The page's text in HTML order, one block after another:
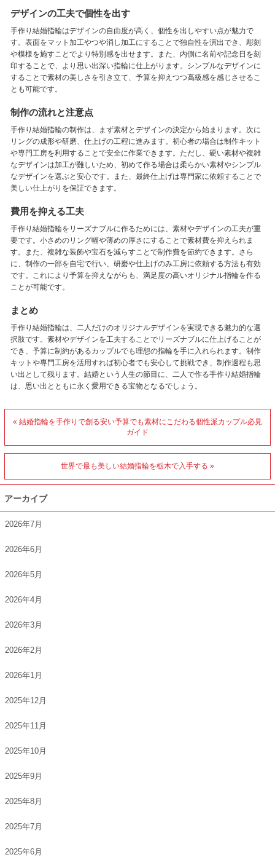
デザインの工夫で個性を出す
手作り結婚指輪はデザインの自由度が高く、個性を出しやすい点が魅力で
す。表面をマット加工やつや消し加工にすることで独自性を演出でき、彫刻
や模様を施すことでより特別感を出せます。また、内側に名前や記念日を刻
印することで、より思い出深い指輪に仕上がります。シンプルなデザインに
することで素材の美しさを引き立て、予算を抑えつつ高級感を感じさせるこ
とも可能です。
制作の流れと注意点
手作り結婚指輪の制作は、まず素材とデザインの決定から始まります。次に
リングの成形や研磨、仕上げの工程に進みます。初心者の場合は制作キット
や専門工房を利用することで安全に作業できます。ただし、硬い素材や複雑
なデザインは加工が難しいため、初めて作る場合は柔らかい素材やシンプル
なデザインを選ぶと安心です。また、最終仕上げは専門家に依頼することで
美しい仕上がりを保証できます。
費用を抑える工夫
手作り結婚指輪をリーズナブルに作るためには、素材やデザインの工夫が重
要です。小さめのリング幅や薄めの厚さにすることで素材費を抑えられま
す。また、複雑な装飾や宝石を減らすことで制作費を節約できます。さら
に、制作の一部を自宅で行い、研磨や仕上げのみ工房に依頼する方法も有効
です。これにより予算を抑えながらも、満足度の高いオリジナル指輪を作る
ことが可能です。
まとめ
手作り結婚指輪は、二人だけのオリジナルデザインを実現できる魅力的な選
択肢です。素材やデザインを工夫することでリーズナブルに仕上げることが
でき、予算に制約があるカップルでも理想の指輪を手に入れられます。制作
キットや専門工房を活用すれば初心者でも安心して挑戦でき、制作過程も思
い出として残ります。結婚という人生の節目に、二人で作る手作り結婚指輪
は、思い出とともに永く愛用できる宝物となるでしょう。
« 結婚指輪を手作りで創る安い予算でも素材にこだわる個性派カップル必見
ガイド
世界で最も美しい結婚指輪を栃木で入手する »
アーカイブ
2026年7月
2026年6月
2026年5月
2026年4月
2026年3月
2026年2月
2026年1月
2025年12月
2025年11月
2025年10月
2025年9月
2025年8月
2025年7月
2025年6月